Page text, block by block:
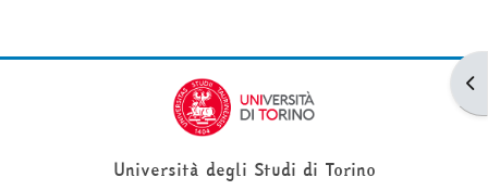
Università degli Studi di Torino